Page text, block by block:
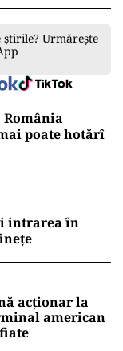
Urmărește
poate hotărî
intrarea în
acționar la
american